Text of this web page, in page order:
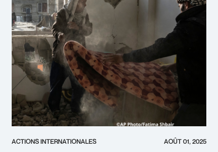
ACTIONS INTERNATIONALES AOÛT 01, 2025